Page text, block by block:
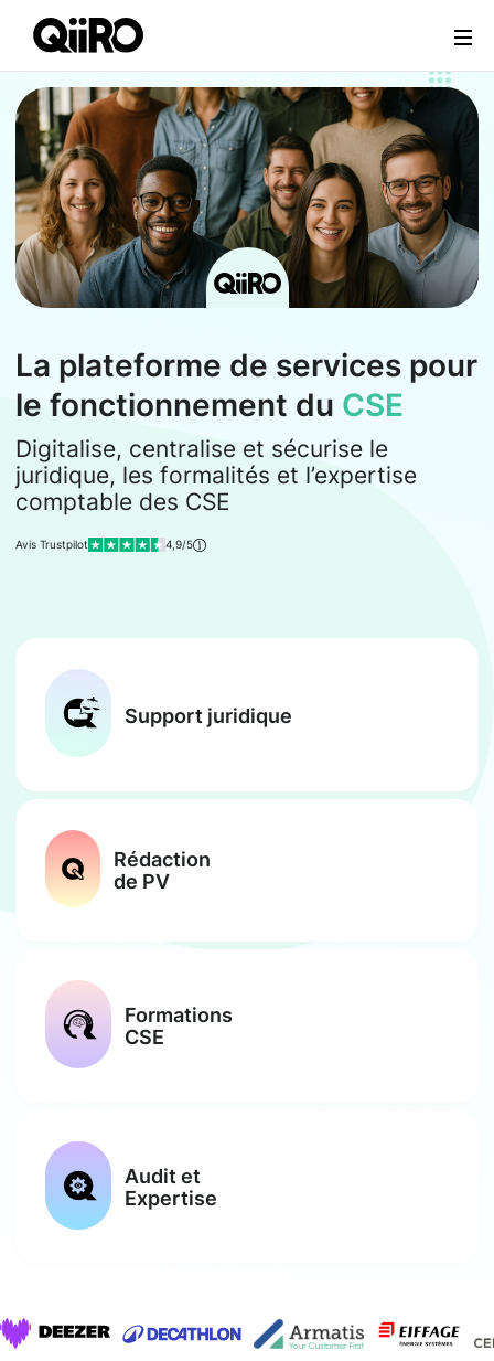
Webflow Homepage
La plateforme de services pour
le fonctionnement du CSE
Digitalise, centralise et sécurise le
juridique, les formalités et l’expertise
comptable des CSE
Avis Trustpilot 4,9/5
Support juridique
Rédaction
de PV
Formations
CSE
Audit et
Expertise